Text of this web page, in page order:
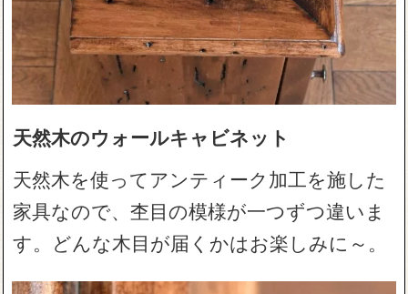
天然木のウォールキャビネット
天然木を使ってアンティーク加工を施した
家具なので、杢目の模様が一つずつ違いま
す。どんな木目が届くかはお楽しみに～。